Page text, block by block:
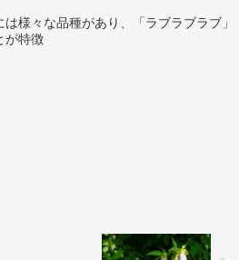
様々な品種があり、「ラブラブラブ」
が特徴